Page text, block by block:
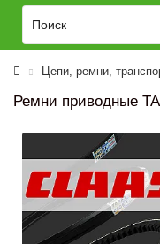
Цепи, ремни,
Ремни приводные